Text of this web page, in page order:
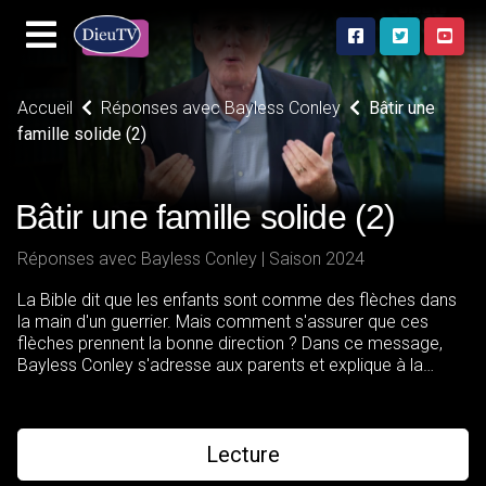
Accueil Réponses avec Bayless Conley
Bâtir une
famille solide (2)
Bâtir une famille solide (2)
Réponses avec Bayless Conley | Saison 2024
La Bible dit que les enfants sont comme des flèches dans
la main d'un guerrier. Mais comment s'assurer que ces
flèches prennent la bonne direction ? Dans ce message,
Bayless Conley s'adresse aux parents et explique à la
Lecture